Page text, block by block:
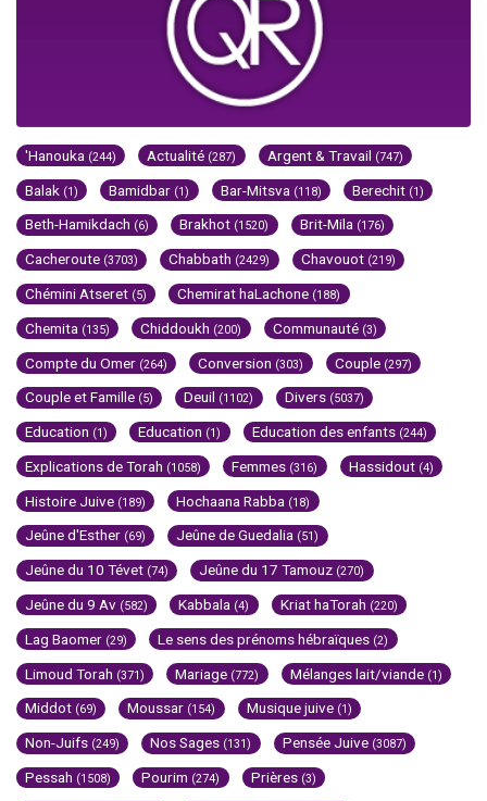
'Hanouka (244) Actualité (287) Argent & Travail (747)
Balak (1) Bamidbar (1) Bar-Mitsva (118) Berechit (1)
Beth-Hamikdach (6) Brakhot (1520) Brit-Mila (176)
Cacheroute (3703) Chabbath (2429) Chavouot (219)
Chémini Atseret (5) Chemirat haLachone (188)
Chemita (135) Chiddoukh (200) Communauté (3)
Compte du Omer (264) Conversion (303) Couple (297)
Couple et Famille (5) Deuil (1102) Divers (5037)
Education (1) Education (1) Education des enfants (244)
Explications de Torah (1058) Femmes (316) Hassidout (4)
Histoire Juive (189) Hochaana Rabba (18)
Jeûne d'Esther (69) Jeûne de Guedalia (51)
Jeûne du 10 Tévet (74) Jeûne du 17 Tamouz (270)
Jeûne du 9 Av (582) Kabbala (4) Kriat haTorah (220)
Lag Baomer (29) Le sens des prénoms hébraïques (2)
Limoud Torah (371) Mariage (772) Mélanges lait/viande (1)
Middot (69) Moussar (154) Musique juive (1)
Non-Juifs (249) Nos Sages (131) Pensée Juive (3087)
Pessah (1508) Pourim (274) Prières (3)